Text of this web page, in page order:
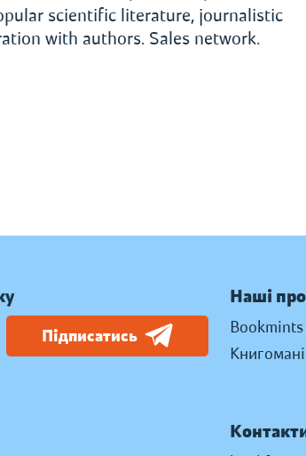
scientific literature, journalistic
with authors. Sales network.
Підписатись
Наші
Bookmints